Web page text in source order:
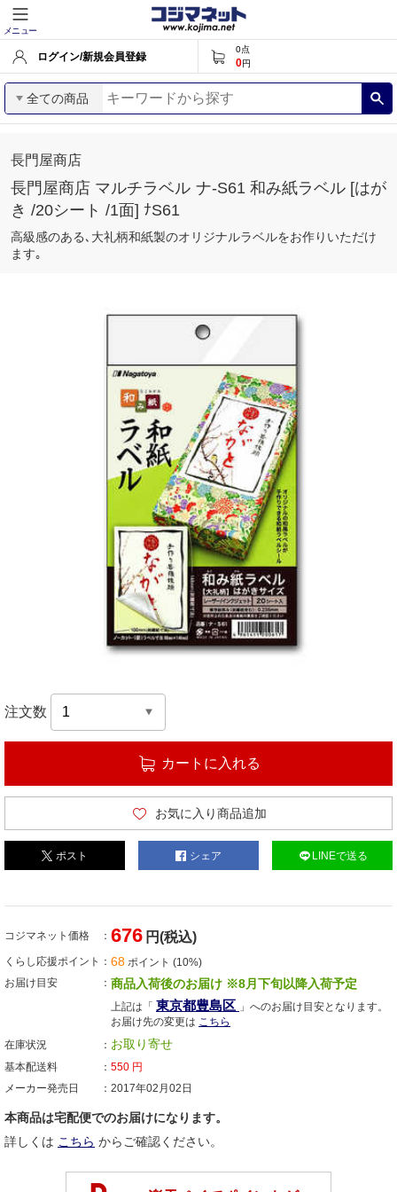
メニュー
ログイン/新規会員登録
0点
0円
全ての商品
長門屋商店
長門屋商店 マルチラベル ナ-S61 和み紙ラベル [はが
き /20シート /1面] ﾅS61
高級感のある､大礼柄和紙製のオリジナルラベルをお作りいただけ
ます｡
注文数
カートに入れる
お気に入り商品追加
ポスト シェア LINEで送る
コジマネット価格 676 円(税込)
くらし応援ポイント 68 ポイント (10%)
お届け目安
商品入荷後のお届け ※8月下旬以降入荷予定
上記は「 東京都豊島区 」へのお届け目安となります。
お届け先の変更は こちら
在庫状況
お取り寄せ
基本配送料 550 円
メーカー発売日
2017年02月02日
本商品は宅配便でのお届けになります。
詳しくは こちら からご確認ください。